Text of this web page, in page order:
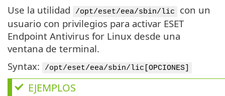
Use la utilidad /opt/eset/eea/sbin/lic
con un
usuario con privilegios para activar ESET
Endpoint Antivirus for Linux desde una
ventana de terminal.
Syntax:
/opt/eset/eea/sbin/lic[OPCIONES]
EJEMPLOS